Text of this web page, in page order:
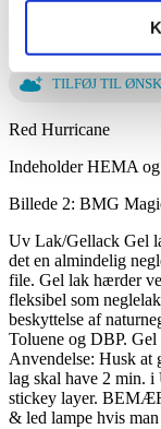
BMG Magic 73
Tilføj til kurv
TILFØJ TIL
Red Hurricane
Indeholder HEMA og
Billede 2: BMG
Uv Lak/Gellack Gel
det en almindelig
file. Gel lak hærder
fleksibel som
beskyttelse af
Toluene og DBP.
Anvendelse: Husk at
lag skal have 2 min.
stickey layer.
& led lampe hvis